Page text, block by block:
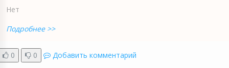
Нет
Подробнее >>
0 0 Добавить комментарий